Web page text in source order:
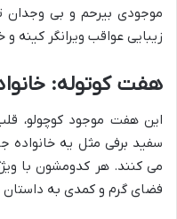
موجودی بیرحم و بی وجدان
زیبایی عواقب ویرانگر کینه
هفت کوتوله:
این هفت موجود کوچولو،
سفید برفی مثل یه
می کنند. هر کدومشون با
فضای گرم و کمدی به